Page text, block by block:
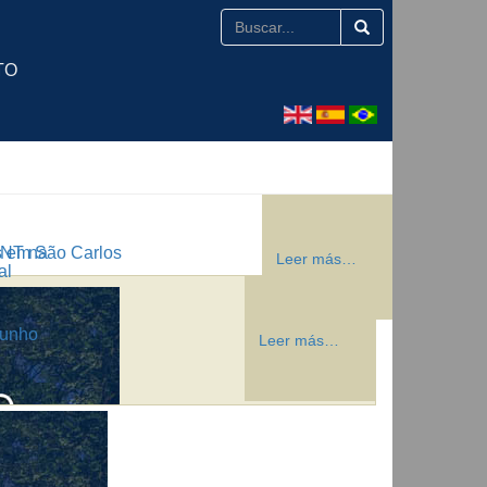
Leer más…
na
Leer más…
em São Carlos Leer más…
Leer más…
Leer más…